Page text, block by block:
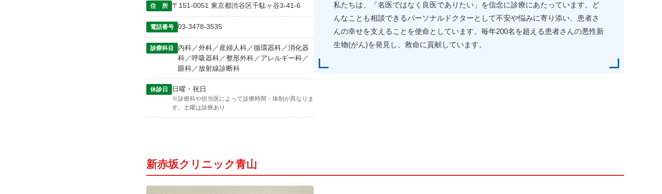
住 所 〒151-0051 東京都渋谷区千駄ヶ谷3-41-6
電話番号 03-3478-3535
診療科目
内科／外科／産婦人科／循環器科／消化器
科／呼吸器科／整形外科／アレルギー科／
眼科／放射線診断科
休診日 日曜・祝日
※診療科や担当医によって診療時間・体制が異なりま
す。土曜は診療あり
私たちは、「名医ではなく良医でありたい」を信念に診療にあたっています。ど
んなことも相談できるパーソナルドクターとして不安や悩みに寄り添い、患者さ
んの幸せを支えることを使命としています。毎年200名を超える患者さんの悪性新
生物(がん)を発見し、救命に貢献しています。
新赤坂クリニック青山